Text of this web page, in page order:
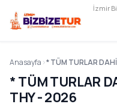
İzmir
Anasayfa * TÜM TURLAR
* TÜM TURLAR
THY - 2026